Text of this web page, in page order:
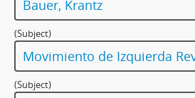
Bauer, Krantz
(Subject)
Movimiento de Izquierda
(Subject)